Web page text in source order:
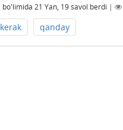
bo'limida 21 Yan, 19savol berdi |
kerak qanday